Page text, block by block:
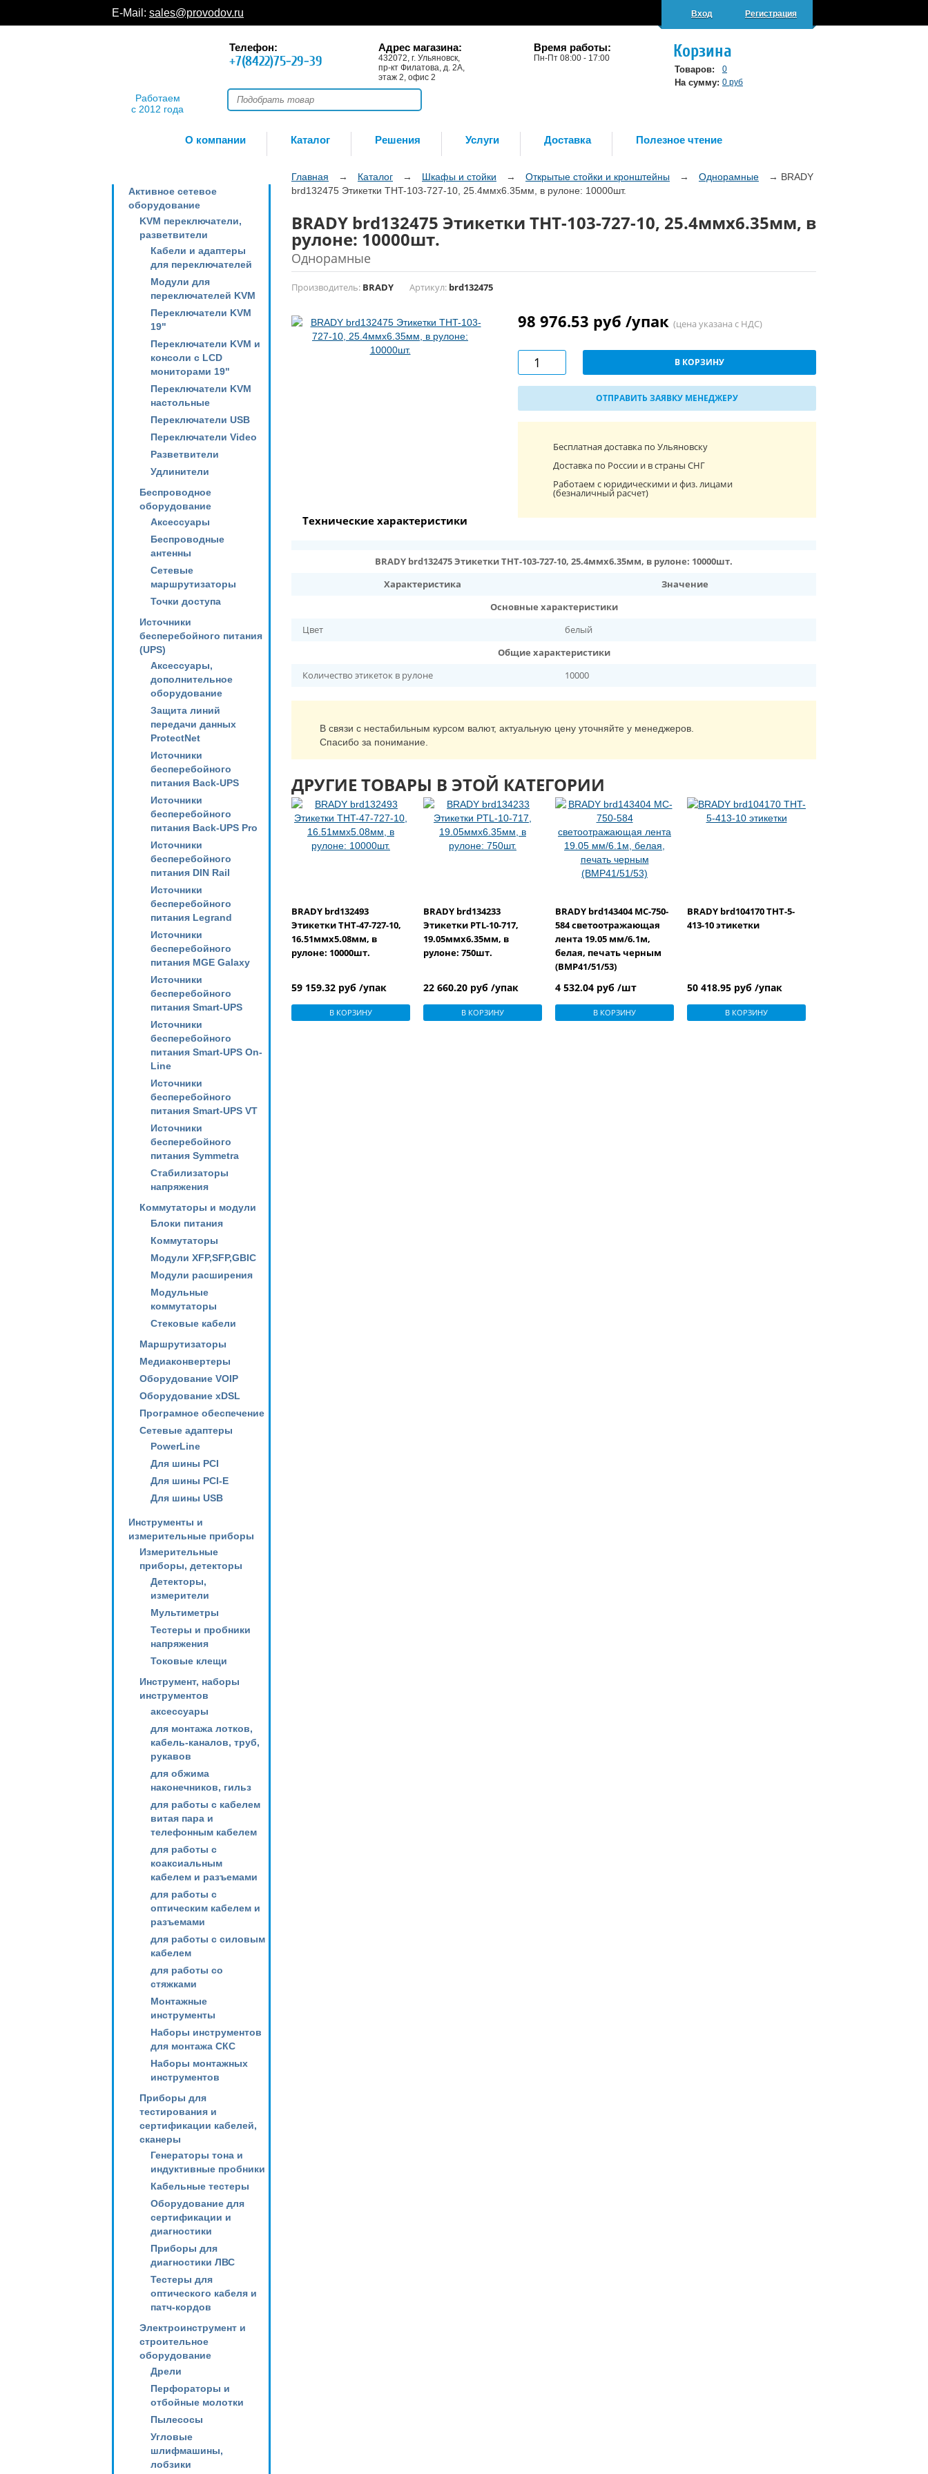
E-Mail: sales@provodov.ru Вход Регистрация
Работаем
с 2012 года
Телефон:
+7(8422)75-29-39
Адрес магазина:
432072, г. Ульяновск,
пр-кт Филатова, д. 2А,
этаж 2, офис 2
Время работы:
Пн-Пт 08:00 - 17:00 Корзина
Товаров: 0
На сумму: 0 руб
О компании Каталог Решения Услуги Доставка Полезное чтение
Активное сетевое
оборудование
KVM переключатели,
разветвители
Кабели и адаптеры
для переключателей
Модули для
переключателей KVM
Переключатели KVM
19"
Переключатели KVM и
консоли с LCD
мониторами 19"
Переключатели KVM
настольные
Переключатели USB
Переключатели Video
Разветвители
Удлинители
Беспроводное
оборудование
Аксессуары
Беспроводные
антенны
Сетевые
маршрутизаторы
Точки доступа
Источники
бесперебойного питания
(UPS)
Аксессуары,
дополнительное
оборудование
Защита линий
передачи данных
ProtectNet
Источники
бесперебойного
питания Back-UPS
Источники
бесперебойного
питания Back-UPS Pro
Источники
бесперебойного
питания DIN Rail
Источники
бесперебойного
питания Legrand
Источники
бесперебойного
питания MGE Galaxy
Источники
бесперебойного
питания Smart-UPS
Источники
бесперебойного
питания Smart-UPS On-
Line
Источники
бесперебойного
питания Smart-UPS VT
Источники
бесперебойного
питания Symmetra
Стабилизаторы
напряжения
Коммутаторы и модули
Блоки питания
Коммутаторы
Модули XFP,SFP,GBIC
Модули расширения
Модульные
коммутаторы
Стековые кабели
Маршрутизаторы
Медиаконвертеры
Оборудование VOIP
Оборудование xDSL
Програмное обеспечение
Сетевые адаптеры
PowerLine
Для шины PCI
Для шины PCI-E
Для шины USB
Инструменты и
измерительные приборы
Измерительные
приборы, детекторы
Детекторы,
измерители
Мультиметры
Тестеры и пробники
напряжения
Токовые клещи
Инструмент, наборы
инструментов
аксессуары
для монтажа лотков,
кабель-каналов, труб,
рукавов
для обжима
наконечников, гильз
для работы с кабелем
витая пара и
телефонным кабелем
для работы с
коаксиальным
кабелем и разъемами
для работы с
оптическим кабелем и
разъемами
для работы с силовым
кабелем
для работы со
стяжками
Монтажные
инструменты
Наборы инструментов
для монтажа СКС
Наборы монтажных
инструментов
Приборы для
тестирования и
сертификации кабелей,
сканеры
Генераторы тона и
индуктивные пробники
Кабельные тестеры
Оборудование для
сертификации и
диагностики
Приборы для
диагностики ЛВС
Тестеры для
оптического кабеля и
патч-кордов
Электроинструмент и
строительное
оборудование
Дрели
Перфораторы и
отбойные молотки
Пылесосы
Угловые
шлифмашины,
лобзики
Главная → Каталог → Шкафы и стойки → Открытые стойки и кронштейны → Однорамные → BRADY
brd132475 Этикетки THT-103-727-10, 25.4ммх6.35мм, в рулоне: 10000шт.
BRADY brd132475 Этикетки THT-103-727-10, 25.4ммх6.35мм, в
рулоне: 10000шт.
Однорамные
Производитель: BRADY Артикул: brd132475
98 976.53 руб /упак (цена указана с НДС)
В КОРЗИНУ
ОТПРАВИТЬ ЗАЯВКУ МЕНЕДЖЕРУ
Бесплатная доставка по Ульяновску
Доставка по России и в страны СНГ
Работаем с юридическими и физ. лицами
(безналичный расчет)
Технические характеристики
BRADY brd132475 Этикетки THT-103-727-10, 25.4ммх6.35мм, в рулоне: 10000шт.
Характеристика
Значение
Основные характеристики
Цвет
белый
Общие характеристики
Количество этикеток в рулоне
10000
В связи с нестабильным курсом валют, актуальную цену уточняйте у менеджеров.
Спасибо за понимание.
ДРУГИЕ ТОВАРЫ В ЭТОЙ КАТЕГОРИИ
BRADY brd132493
Этикетки THT-47-727-10,
16.51ммх5.08мм, в
рулоне: 10000шт.
59 159.32 руб /упак
В КОРЗИНУ
BRADY brd134233
Этикетки PTL-10-717,
19.05ммх6.35мм, в
рулоне: 750шт.
22 660.20 руб /упак
В КОРЗИНУ
BRADY brd143404 MC-750-
584 светоотражающая
лента 19.05 мм/6.1м,
белая, печать черным
(BMP41/51/53)
4 532.04 руб /шт
В КОРЗИНУ
BRADY brd104170 THT-5-
413-10 этикетки
50 418.95 руб /упак
В КОРЗИНУ